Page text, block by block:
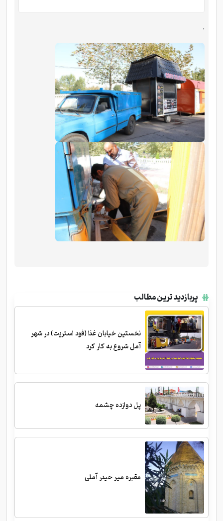
.
پربازدید ترین مطالب
نخستین خیابان غذا (فود استریت) در شهر
آمل شروع به کار کرد
پل دوازده چشمه
مقبره میر حیدر آملی